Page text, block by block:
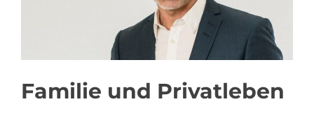
Familie und Privatleben